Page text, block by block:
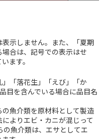
示しません。また、「夏期
合は、記号での表示はせ
ます。
「落花生」「えび」「か
目を含んでいる場合に品目名
魚介類を原材料として製造
よりエビ・カニが混じって
の魚介類は、エサとしてエ